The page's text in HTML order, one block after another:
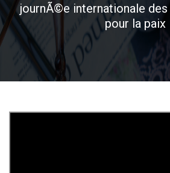
journÃ©e internationale
pour la paix